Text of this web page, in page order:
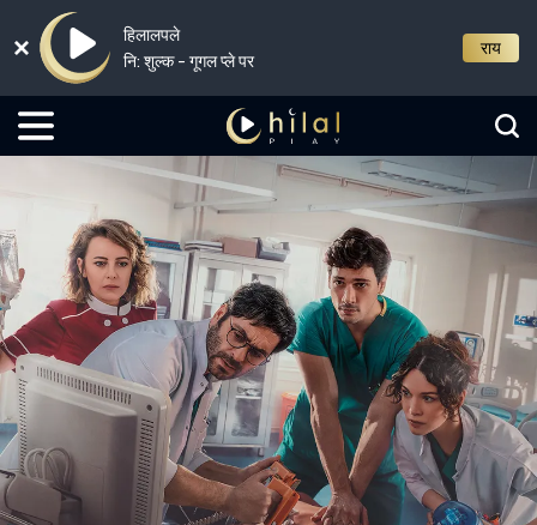
हिलालपले
नि: शुल्क - गूगल प्ले पर
राय